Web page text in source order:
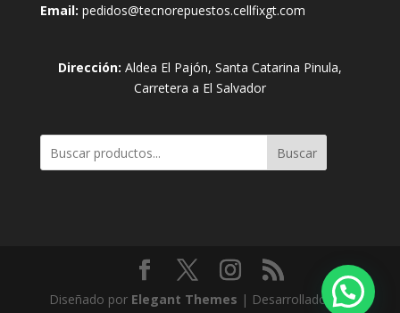
Email: pedidos@tecnorepuestos.cellfixgt.com
Dirección: Aldea El Pajón, Santa Catarina Pinula,
Carretera a El Salvador
Buscar
Diseñado por Elegant Themes | Desarrollado por